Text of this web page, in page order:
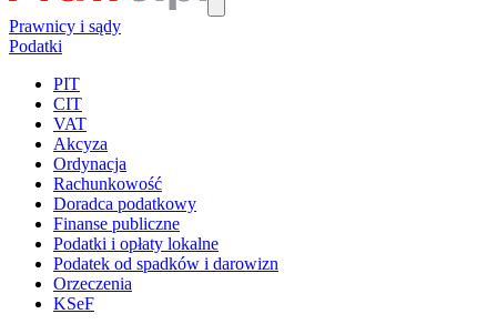
Prawnicy i sądy
Podatki
PIT
CIT
VAT
Akcyza
Ordynacja
Rachunkowość
Doradca podatkowy
Finanse publiczne
Podatki i opłaty lokalne
Podatek od spadków i darowizn
Orzeczenia
KSeF